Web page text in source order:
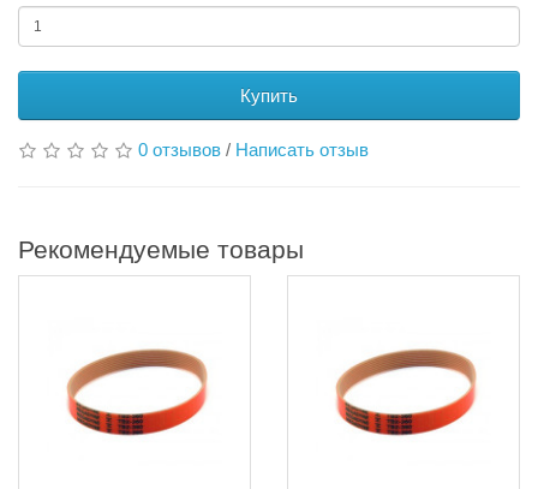
Купить
0 отзывов / Написать отзыв
Рекомендуемые товары